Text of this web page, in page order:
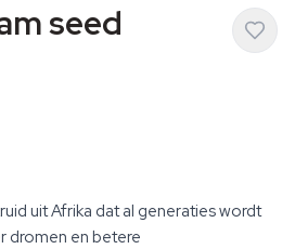
seed
uit Afrika dat al generaties wordt
dromen en betere